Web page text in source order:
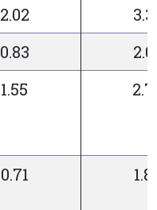
2.02
0.83
1.55
0.71